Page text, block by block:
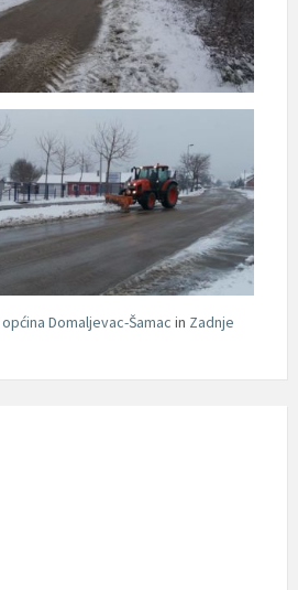
općina Domaljevac-Šamac in Zadnje